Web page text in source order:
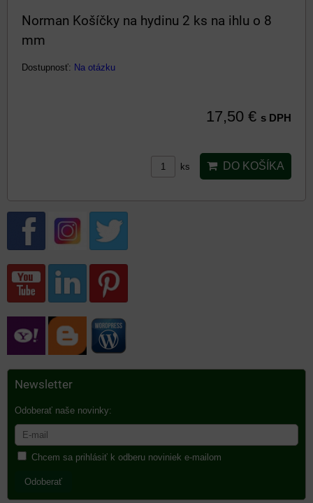
Norman Košíčky na hydinu 2 ks na ihlu o 8
mm
Dostupnosť: Na otázku
17,50 € s DPH
ks DO KOŠÍKA
Newsletter
Odoberať naše novinky:
Chcem sa prihlásiť k odberu noviniek e-mailom
Odoberať